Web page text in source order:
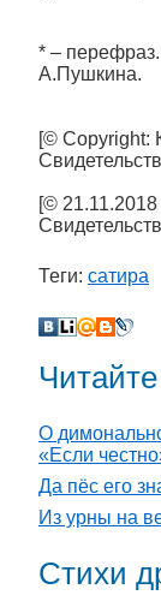
* –
А.Пушкина.
[© Copyright:
[©
Теги: сатира
О
«Если
Да пёс его
Из урны на
Стихи